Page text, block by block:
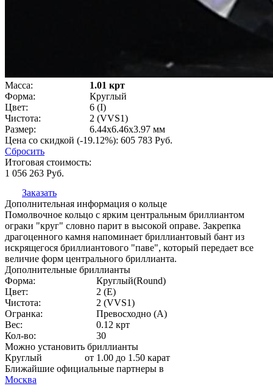
Масса:
1.01 крт
Форма:
Круглый
Цвет:
6 (I)
Чистота:
2 (VVS1)
Размер:
6.44x6.46x3.97 мм
Цена со скидкой (-19.12%): 605 783 Руб.
Сбросить
Итоговая стоимость:
1 056 263 Руб.
Заказать
Дополнительная информация о кольце
Помолвочное кольцо с ярким центральным бриллиантом
ограки "круг" словно парит в высокой оправе. Закрепка
драгоценного камня напоминает бриллиантовый бант из
искрящегося бриллиантового "паве", который передает все
величие форм центрального бриллианта.
Дополнительные бриллианты
Форма:
Круглый(Round)
Цвет:
2 (E)
Чистота:
2 (VVS1)
Огранка:
Превосходно (А)
Вес:
0.12 крт
Кол-во:
30
Можно установить бриллианты
Круглый
от 1.00 до 1.50 карат
Ближайшие официальные партнеры в
Москва